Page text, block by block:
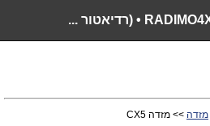
מזדה >> מזדה CX5